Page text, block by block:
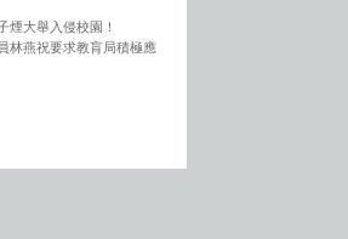
煙大舉入侵校園！
林燕祝要求教肓局積極應